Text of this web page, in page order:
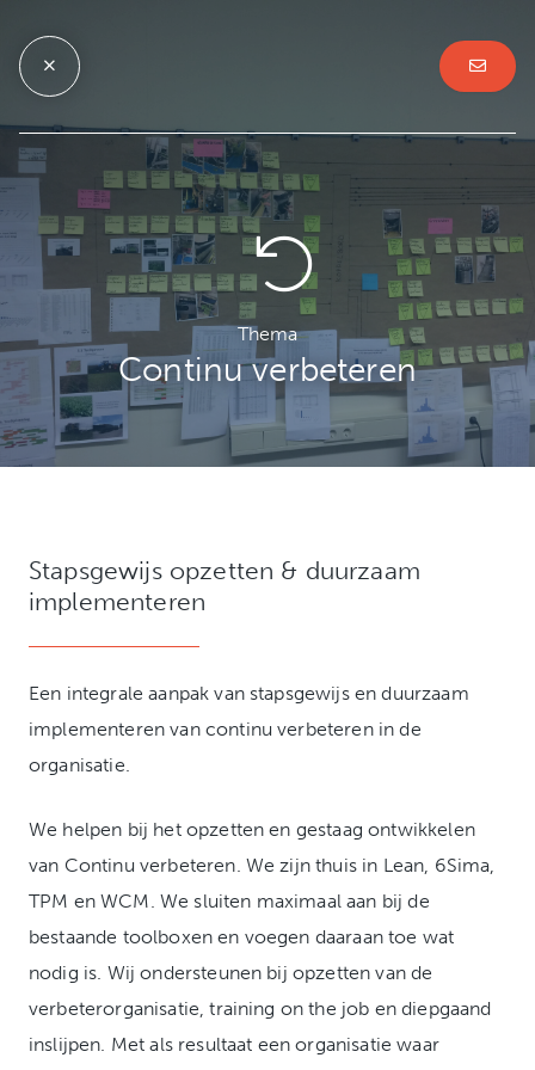
Continu verbeteren
Thema
Stapsgewijs opzetten & duurzaam
implementeren
Een integrale aanpak van stapsgewijs en duurzaam
implementeren van continu verbeteren in de
organisatie.
We helpen bij het opzetten en gestaag ontwikkelen
van Continu verbeteren. We zijn thuis in Lean, 6Sima,
TPM en WCM. We sluiten maximaal aan bij de
bestaande toolboxen en voegen daaraan toe wat
nodig is. Wij ondersteunen bij opzetten van de
verbeterorganisatie, training on the job en diepgaand
inslijpen. Met als resultaat een organisatie waar